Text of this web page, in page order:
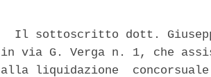
Il sottoscritto dott.
in via G. Verga n. 1, che
alla liquidazione